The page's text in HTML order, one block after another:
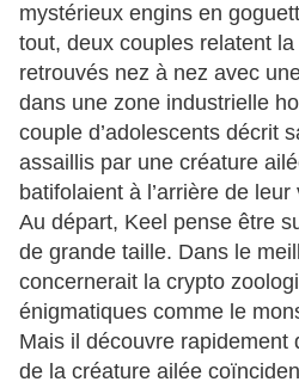
mystérieux engins en
tout, deux couples relatent
retrouvés nez à nez avec
dans une zone industrielle
couple d’adolescents décrit
assaillis par une créature
batifolaient à l’arrière de leur
Au départ, Keel pense être
de grande taille. Dans le
concernerait la crypto
énigmatiques comme le
Mais il découvre rapidement
de la créature ailée